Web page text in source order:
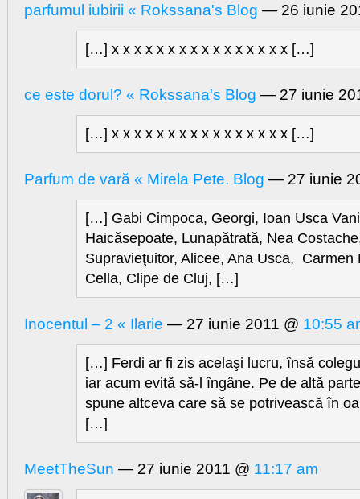
parfumul iubirii « Rokssana's Blog — 26 iunie
[…] x x x x x x x x x x x x x x x x […]
ce este dorul? « Rokssana's Blog — 27 iunie
[…] x x x x x x x x x x x x x x x x […]
Parfum de vară « Mirela Pete. Blog — 27 iunie
[…] Gabi Cimpoca, Georgi, Ioan Usca
Haicăsepoate, Lunapătrată, Nea
Supravieţuitor, Alicee, Ana Usca,
Cella, Clipe de Cluj, […]
Inocentul – 2 « Ilarie — 27 iunie 2011 @ 10:55
[…] Ferdi ar fi zis acelaşi lucru, însă
iar acum evită să-l îngâne. Pe de altă
spune altceva care să se potrivească în
[…]
MeetTheSun — 27 iunie 2011 @ 11:17 am